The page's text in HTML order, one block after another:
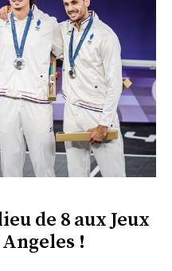
de 8 aux Jeux
!